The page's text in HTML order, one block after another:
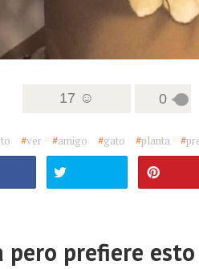
17 ☺ 0
#ver #amigo #gato #planta #
pero prefiere esto